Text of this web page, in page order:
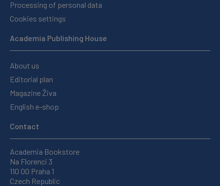
Processing of personal data
Cookies settings
Academia Publishing House
About us
Editorial plan
Magazine Živa
English e-shop
Contact
Academia Bookstore
Na Florenci 3
110 00 Praha 1
Czech Republic